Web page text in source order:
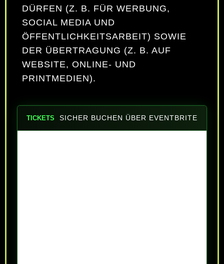
DÜRFEN (Z. B. FÜR WERBUNG,
SOCIAL MEDIA UND
ÖFFENTLICHKEITSARBEIT) SOWIE
DER ÜBERTRAGUNG (Z. B. AUF
WEBSITE, ONLINE- UND
PRINTMEDIEN).
TICKETS SICHER BUCHEN ÜBER EVENTBRITE